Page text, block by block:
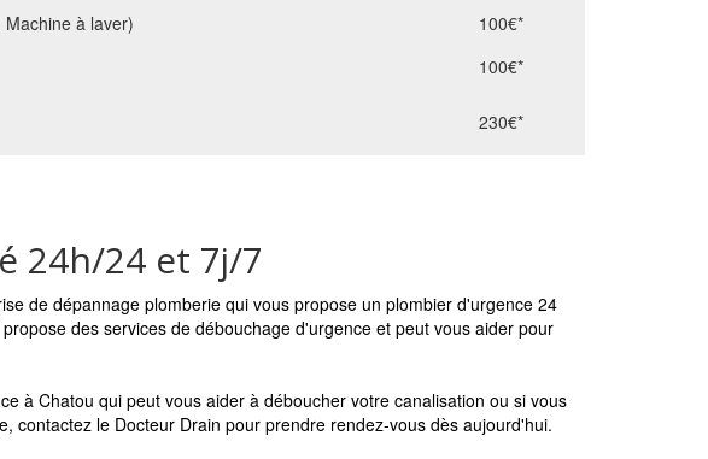
à laver)
100€*
100€*
230€*
24h/24 et 7j/7
de dépannage plomberie qui vous propose un plombier d'urgence 24
des services de débouchage d'urgence et peut vous aider pour
à Chatou qui peut vous aider à déboucher votre canalisation ou si vous
contactez le Docteur Drain pour prendre rendez-vous dès aujourd'hui.